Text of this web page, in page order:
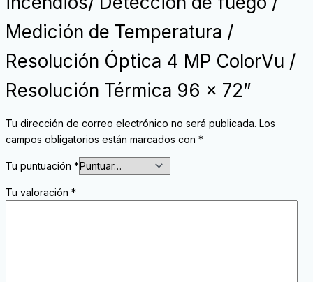
Medición de Temperatura /
Resolución Óptica 4 MP ColorVu /
Resolución Térmica 96 x 72”
Tu dirección de correo electrónico no será publicada. Los
campos obligatorios están marcados con *
Tu puntuación *
Tu valoración *